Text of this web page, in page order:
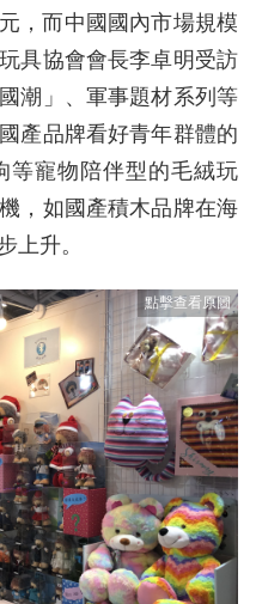
，而中國國內市場規模
具協會會長李卓明受訪
潮」、軍事題材系列等
產品牌看好青年群體的
等寵物陪伴型的毛絨玩
，如國產積木品牌在海
上升。